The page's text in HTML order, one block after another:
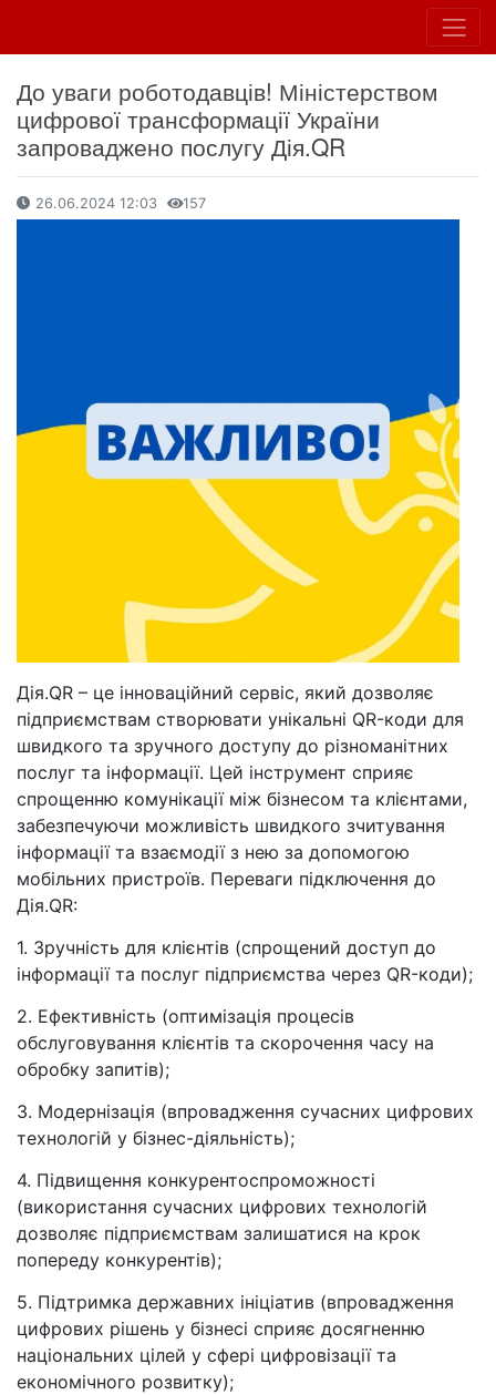
До уваги роботодавців! Міністерством
цифрової трансформації України
запроваджено послугу Дія.QR
26.06.2024 12:03 157
Дія.QR – це інноваційний сервіс, який дозволяє
підприємствам створювати унікальні QR-коди для
швидкого та зручного доступу до різноманітних
послуг та інформації. Цей інструмент сприяє
спрощенню комунікації між бізнесом та клієнтами,
забезпечуючи можливість швидкого зчитування
інформації та взаємодії з нею за допомогою
мобільних пристроїв. Переваги підключення до
Дія.QR:
1. Зручність для клієнтів (спрощений доступ до
інформації та послуг підприємства через QR-коди);
2. Ефективність (оптимізація процесів
обслуговування клієнтів та скорочення часу на
обробку запитів);
3. Модернізація (впровадження сучасних цифрових
технологій у бізнес-діяльність);
4. Підвищення конкурентоспроможності
(використання сучасних цифрових технологій
дозволяє підприємствам залишатися на крок
попереду конкурентів);
5. Підтримка державних ініціатив (впровадження
цифрових рішень у бізнесі сприяє досягненню
національних цілей у сфері цифровізації та
економічного розвитку);